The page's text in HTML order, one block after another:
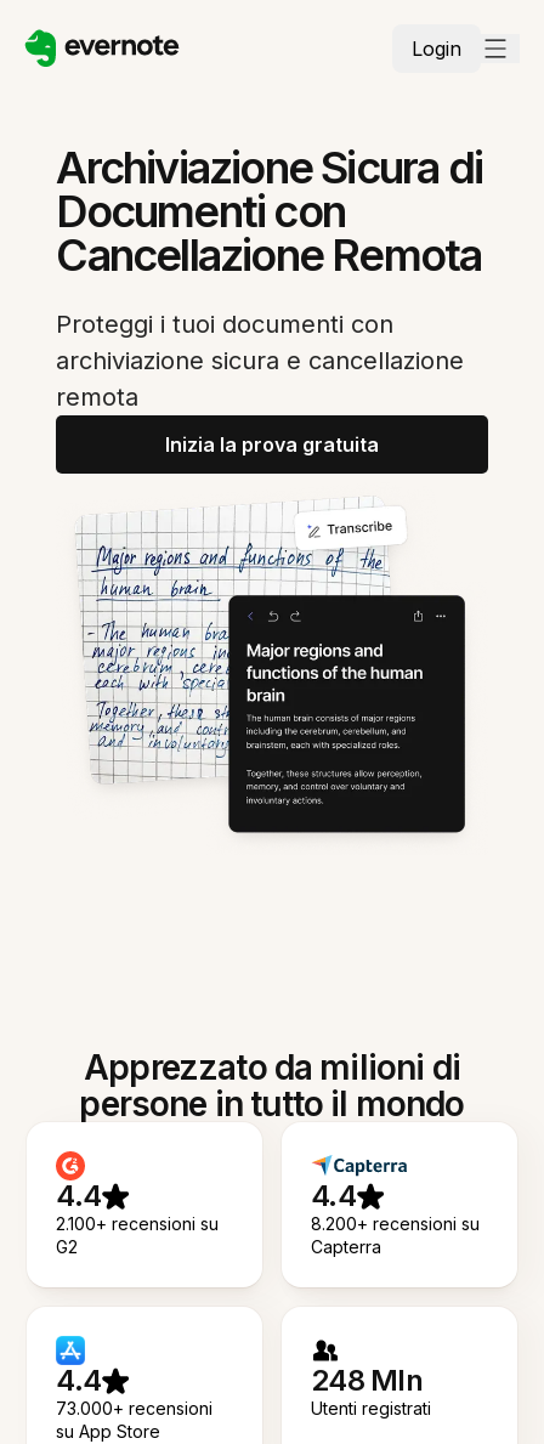
Login
Archiviazione Sicura di
Documenti con
Cancellazione Remota
Proteggi i tuoi documenti con
archiviazione sicura e cancellazione
remota
Inizia la prova gratuita
Apprezzato da milioni di
persone in tutto il mondo
4.4
2.100+ recensioni su
G2
4.4
8.200+ recensioni su
Capterra
4.4
73.000+ recensioni
su App Store
248 Mln
Utenti registrati